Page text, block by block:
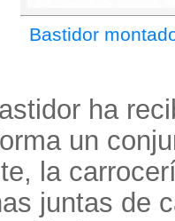
Bastidor
ha
un
la
juntas de